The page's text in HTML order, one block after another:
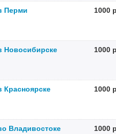
Перми 1000
Новосибирске 1000
Красноярске 1000
Владивостоке 1000